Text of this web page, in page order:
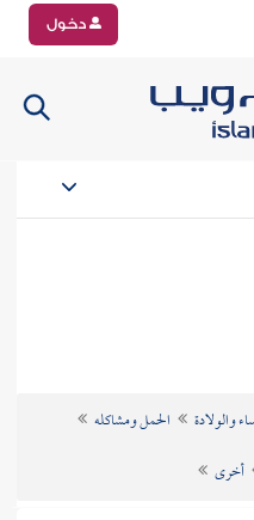
دخول
والولادة
الحمل ومشاكله
أخرى